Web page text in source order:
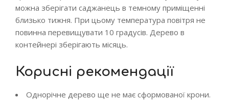
можна зберігати саджанець в темному приміщенні
близько тижня. При цьому температура повітря не
повинна перевищувати 10 градусів. Дерево в
контейнері зберігають місяць.
Корисні рекомендації
Однорічне дерево ще не має сформованої крони.